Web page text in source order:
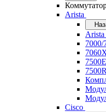
Arista
Arista
7000/
7500E
Cisco